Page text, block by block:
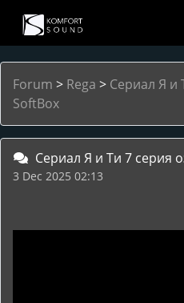
Forum > Rega > Сериал Я и
SoftBox
Сериал Я и Ти 7 серия
3 Dec 2025 02:13